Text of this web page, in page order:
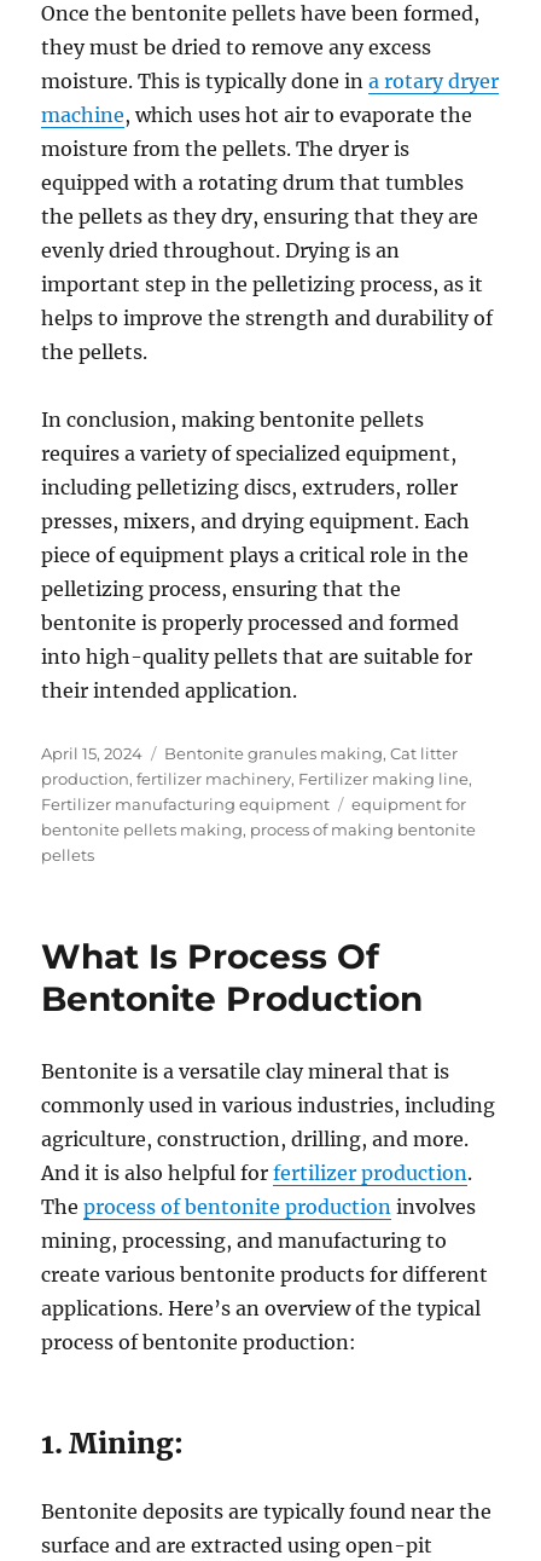
Once the bentonite pellets have been formed,
they must be dried to remove any excess
moisture. This is typically done ina rotary dryer
machine, which uses hot air to evaporate the
moisture from the pellets. The dryer is
equipped with a rotating drum that tumbles
the pellets as they dry, ensuring that they are
evenly dried throughout. Drying is an
important step in the pelletizing process, as it
helps to improve the strength and durability of
the pellets.
In conclusion, making bentonite pellets
requires a variety of specialized equipment,
including pelletizing discs, extruders, roller
presses, mixers, and drying equipment. Each
piece of equipment plays a critical role in the
pelletizing process, ensuring that the
bentonite is properly processed and formed
into high-quality pellets that are suitable for
their intended application.
Posted
on
April 15, 2024 Categories
Bentonite granules making,Cat litter
production,fertilizer machinery, Fertilizer making line,
Fertilizer manufacturing equipment
Tags
equipment for
bentonite pellets making, process of making bentonite
pellets
What Is Process Of
Bentonite Production
Bentonite is a versatile clay mineral that is
commonly used in various industries, including
agriculture, construction, drilling, and more.
And it is also helpful forfertilizer production.
Theprocess of bentonite production involves
mining, processing, and manufacturing to
create various bentonite products for different
applications. Here’s an overview of the typical
process of bentonite production:
1. Mining:
Bentonite deposits are typically found near the
surface and are extracted using open-pit